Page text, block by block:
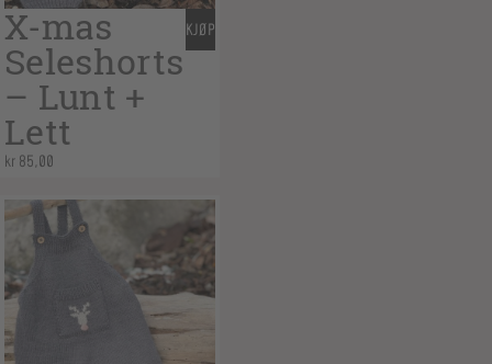
X-mas
Seleshorts
– Lunt +
Lett
kr 85,00
KJØP